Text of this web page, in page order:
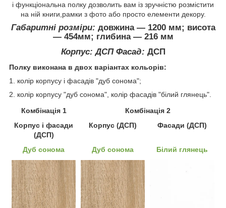
і функціональна полку дозволить вам із зручністю розмістити
на ній книги,рамки з фото або просто елементи декору.
Габаритні розміри: довжина ― 1200 мм; висота
― 454мм; глибина ― 216 мм
Корпус:ДСП Фасад: ДСП
Полку виконана в двох варіантах кольорів:
1. колір корпусу і фасадів "дуб сонома";
2. колір корпусу "дуб сонома", колір фасадів "білий глянець".
Комбінація 1
Комбінація 2
Корпус і фасади
(ДСП)
Корпус (ДСП) Фасади (ДСП)
Дуб сонома Дуб сонома Білий глянець